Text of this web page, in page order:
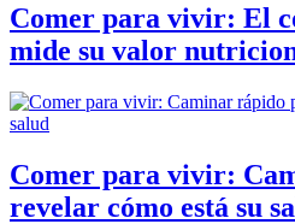
Comer para vivir: El
mide su valor
Comer para vivir:
revelar cómo está su